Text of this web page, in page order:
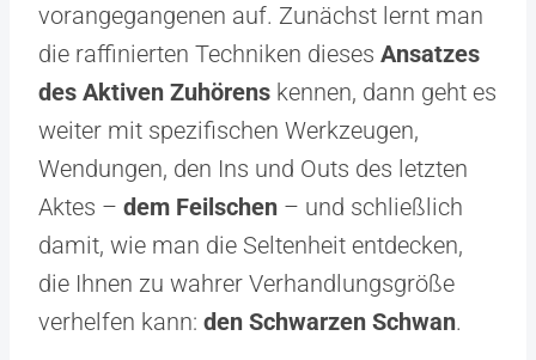
vorangegangenen auf. Zunächst lernt man
die raffinierten Techniken dieses Ansatzes
des Aktiven Zuhörens kennen, dann geht es
weiter mit spezifischen Werkzeugen,
Wendungen, den Ins und Outs des letzten
Aktes – dem Feilschen – und schließlich
damit, wie man die Seltenheit entdecken,
die Ihnen zu wahrer Verhandlungsgröße
verhelfen kann: den Schwarzen Schwan.